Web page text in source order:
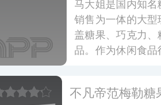
马大姐是国内知
销售为一体的大
盖糖果、巧克力
品。作为休闲食
后推出酥糖、酒
不凡帝范梅勒糖